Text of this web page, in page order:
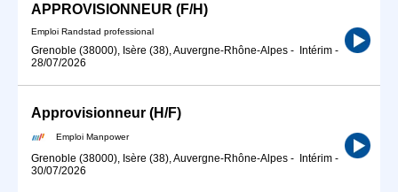
APPROVISIONNEUR (F/H)
Emploi Randstad professional
Grenoble (38000), Isère (38), Auvergne-Rhône-Alpes - Intérim -
28/07/2026
Approvisionneur (H/F)
Emploi Manpower
Grenoble (38000), Isère (38), Auvergne-Rhône-Alpes - Intérim -
30/07/2026